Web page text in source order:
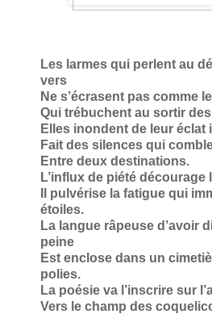
Les larmes qui perlent au
vers
Ne s’écrasent pas comme
Qui trébuchent au sortir
Elles inondent de leur éclat
Fait des silences qui
Entre deux destinations.
L’influx de piété décourage
Il pulvérise la fatigue qui
étoiles.
La langue râpeuse d’avoir
peine
Est enclose dans un
polies.
La poésie va l’inscrire sur
Vers le champ des